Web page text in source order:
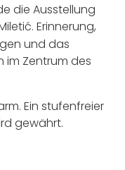
die Ausstellung
Erinnerung,
und das
im Zentrum des
Ein stufenfreier
gewährt.